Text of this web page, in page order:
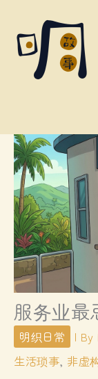
content
服务业最
明织日常 | By
生活琐事, 非虚